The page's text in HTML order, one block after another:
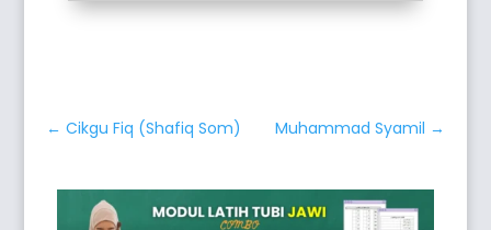
←Cikgu Fiq (Shafiq Som) Muhammad Syamil →